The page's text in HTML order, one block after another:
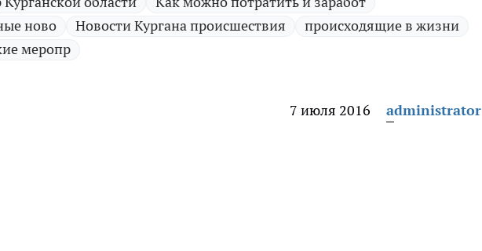
ново
Новости Кургана происшествия
происходящие в жизни
меропр
7 июля 2016
administrator